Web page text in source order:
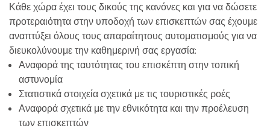
Κάθε χώρα έχει τους δικούς της κανόνες και για να δώσετε
προτεραιότητα στην υποδοχή των επισκεπτών σας έχουμε
αναπτύξει όλους τους απαραίτητους αυτοματισμούς για να
διευκολύνουμε την καθημερινή σας εργασία:
Αναφορά της ταυτότητας του επισκέπτη στην τοπική
αστυνομία
Στατιστικά στοιχεία σχετικά με τις τουριστικές ροές
Αναφορά σχετικά με την εθνικότητα και την προέλευση
των επισκεπτών